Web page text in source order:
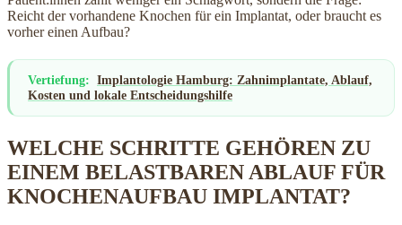
Reicht der vorhandene Knochen für ein Implantat, oder braucht es
vorher einen Aufbau?
Vertiefung: Implantologie Hamburg: Zahnimplantate, Ablauf,
Kosten und lokale Entscheidungshilfe
WELCHE SCHRITTE GEHÖREN ZU
EINEM BELASTBAREN ABLAUF FÜR
KNOCHENAUFBAU IMPLANTAT?